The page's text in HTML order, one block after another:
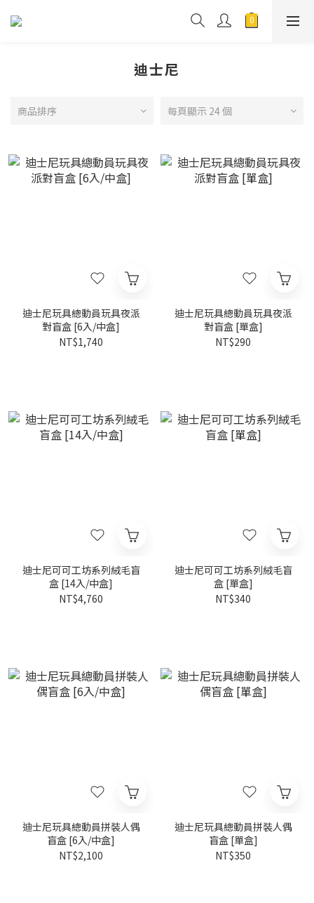
迪士尼
商品排序 每頁顯示 24 個
迪士尼玩具總動員玩具夜派
對盲盒 [6入/中盒]
NT$1,740
迪士尼玩具總動員玩具夜派
對盲盒 [單盒]
NT$290
迪士尼可可工坊系列絨毛盲
盒 [14入/中盒]
NT$4,760
迪士尼可可工坊系列絨毛盲
盒 [單盒]
NT$340
迪士尼玩具總動員拼裝人偶
盲盒 [6入/中盒]
NT$2,100
迪士尼玩具總動員拼裝人偶
盲盒 [單盒]
NT$350